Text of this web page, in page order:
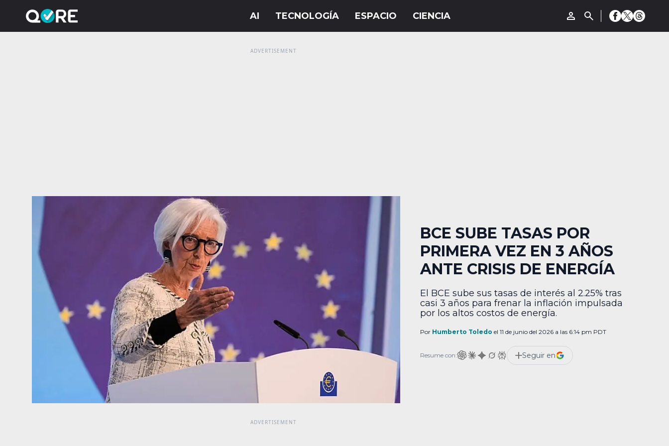
BCE SUBE TASAS POR
PRIMERA VEZ EN 3 AÑOS
ANTE CRISIS DE ENERGÍA
El BCE sube sus tasas de interés al 2.25% tras
casi 3 años para frenar la inflación impulsada
por los altos costos de energía.
Por Humberto Toledo el 11 de junio del 2026 a las 6:14 pm PDT
Resume con: Seguir en